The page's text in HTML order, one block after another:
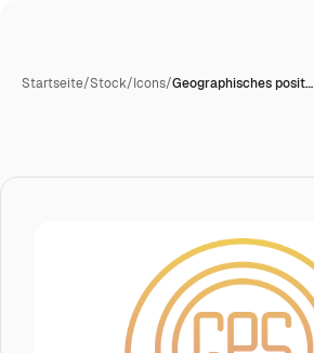
Startseite/Stock/Icons/Geographisches posit…